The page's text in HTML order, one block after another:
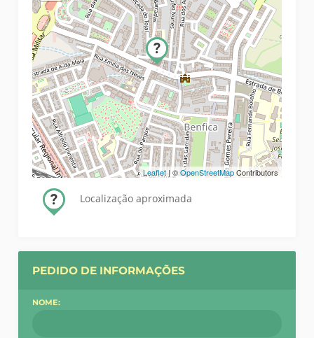
Leaflet| ©OpenStreetMapContributors
Localização aproximada
PEDIDO DE INFORMAÇÕES
NOME: